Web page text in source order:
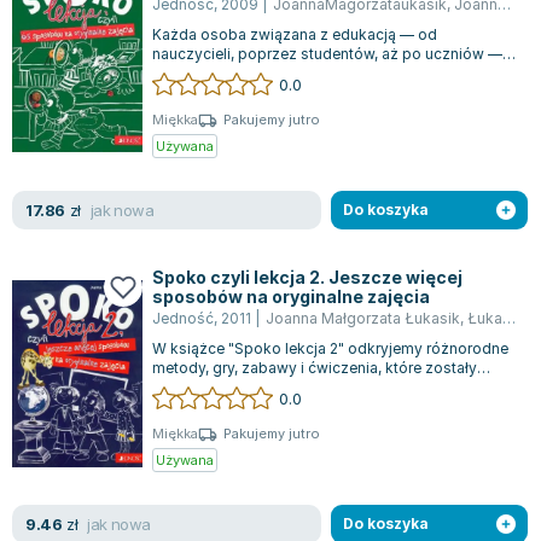
Zygmunt Freud
Agata Passent
Michel Moran
Maciej Orłoś
Jo Nesbo
Antoine de Saint Exupery
Mark Twain
Marcin Meller
Paulina Młynarska
ks. Piotr Pawlukiewicz
Jarosław Sokołowski
Piotr Latocha
Michael Scott
Jarosław Iwaszkiewicz
Jedność, 2009 JoannaMagorzataukasik, Joanna Małgorzata Łukasik
Każda osoba związana z edukacją — od
nauczycieli, poprzez studentów, aż po uczniów —
docenia różnorodność i innowacyjne podejścia...
0.0
Miękka
Pakujemy jutro
Używana
17.86 zł jak nowa Do koszyka
Spoko czyli lekcja 2. Jeszcze więcej
sposobów na oryginalne zajęcia
Jedność, 2011 Joanna Małgorzata Łukasik, Łukasik Joanna
W książce "Spoko lekcja 2" odkryjemy różnorodne
metody, gry, zabawy i ćwiczenia, które zostały
uporządkowane według czterech grup....
0.0
Miękka
Pakujemy jutro
Używana
9.46 zł jak nowa Do koszyka